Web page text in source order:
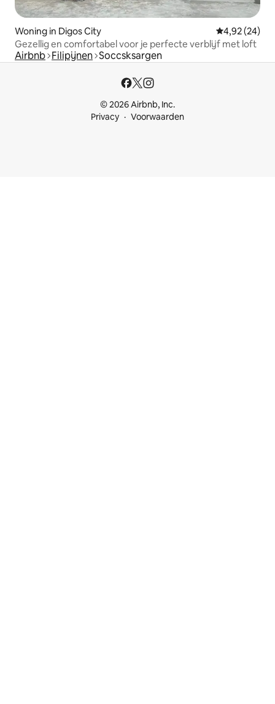
Woning in Digos City Gemiddelde
4,92 (24)
Gezellig en comfortabel voor je perfecte verblijf met loft
Airbnb Filipijnen Soccsksargen
© 2026 Airbnb, Inc.
Privacy
Voorwaarden